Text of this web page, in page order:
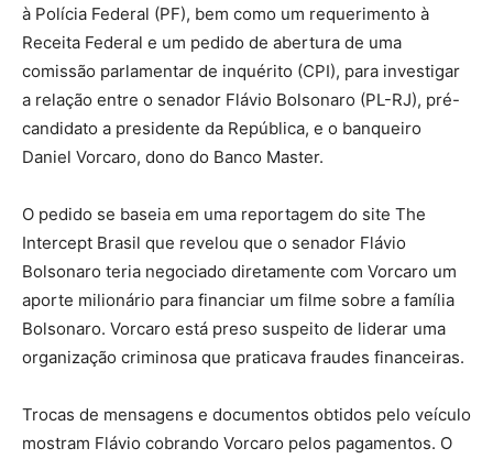
à Polícia Federal (PF), bem como um requerimento à
Receita Federal e um pedido de abertura de uma
comissão parlamentar de inquérito (CPI), para investigar
a relação entre o senador Flávio Bolsonaro (PL-RJ), pré-
candidato a presidente da República, e o banqueiro
Daniel Vorcaro, dono do Banco Master.
O pedido se baseia em uma reportagem do site The
Intercept Brasil que revelou que o senador Flávio
Bolsonaro teria negociado diretamente com Vorcaro um
aporte milionário para financiar um filme sobre a família
Bolsonaro. Vorcaro está preso suspeito de liderar uma
organização criminosa que praticava fraudes financeiras.
Trocas de mensagens e documentos obtidos pelo veículo
mostram Flávio cobrando Vorcaro pelos pagamentos. O